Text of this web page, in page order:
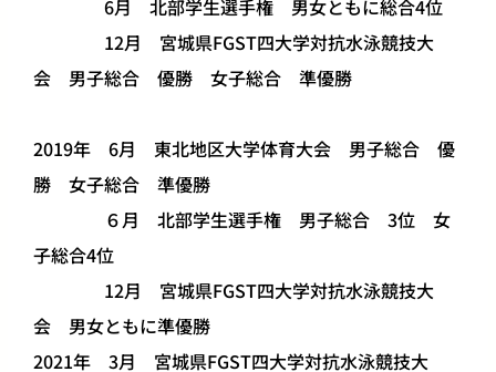
6月 北部学生選手権 男女ともに総合4位
12月 宮城県FGST四大学対抗水泳競技大
会 男子総合 優勝 女子総合 準優勝
2019年 6月 東北地区大学体育大会 男子総合 優
勝 女子総合 準優勝
６月 北部学生選手権 男子総合 3位 女
子総合4位
12月 宮城県FGST四大学対抗水泳競技大
会 男女ともに準優勝
2021年 3月 宮城県FGST四大学対抗水泳競技大